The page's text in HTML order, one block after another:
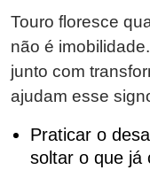
Touro floresce
não é
junto com
ajudam esse
Praticar o
soltar o que já